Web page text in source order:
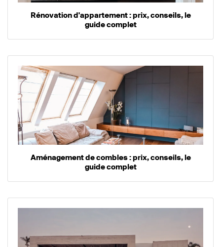
Rénovation d'appartement : prix, conseils, le
guide complet
Aménagement de combles : prix, conseils, le
guide complet